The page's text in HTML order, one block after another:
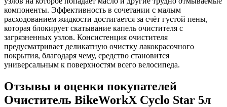
компоненты. Эффективность в сочетании с малым
расходованием жидкости достигается за счёт густой пены,
которая блокирует скатывание капель очистителя с
загрязненных узлов. Консистенция очистителя
предусматривает деликатную очистку лакокрасочного
покрытия, благодаря чему, средство становится
универсальным к поверхностям всего велосипеда.
Отзывы и оценки покупателей
Очиститель BikeWorkX Cyclo Star 5л